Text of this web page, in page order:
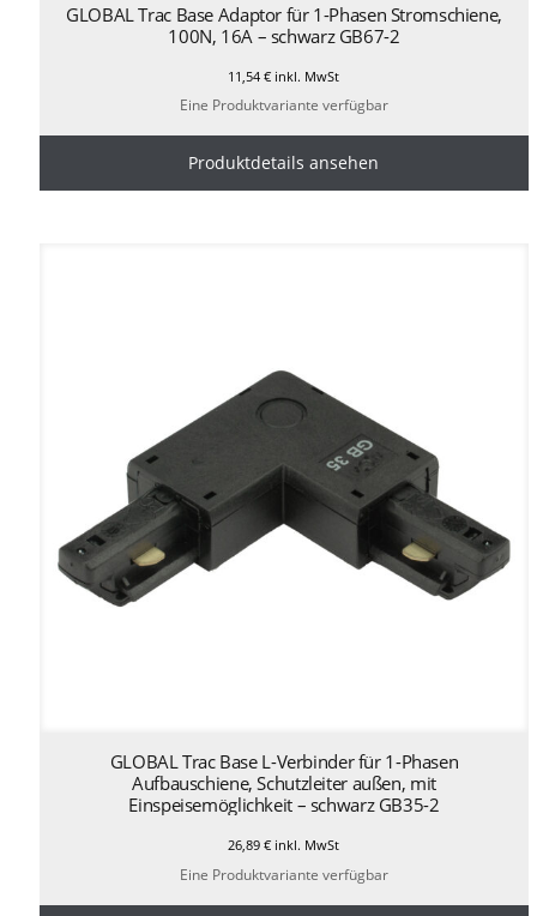
GLOBAL Trac Base Adaptor für 1-Phasen Stromschiene,
100N, 16A – schwarz GB67-2
11,54€ inkl. MwSt
Eine Produktvariante verfügbar
Produktdetails ansehen
GLOBAL Trac Base L-Verbinder für 1-Phasen
Aufbauschiene, Schutzleiter außen, mit
Einspeisemöglichkeit – schwarz GB35-2
26,89€ inkl. MwSt
Eine Produktvariante verfügbar